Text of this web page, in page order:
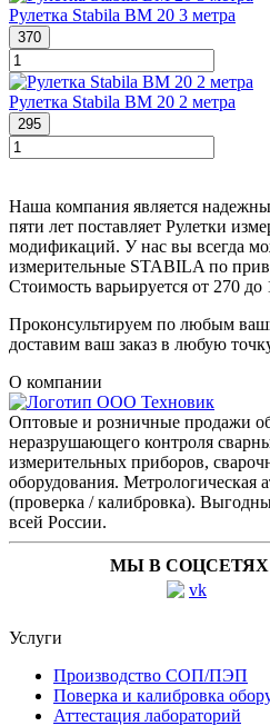
Рулетка Stabila BM 20 3 метра
370
Рулетка Stabila BM 20 2 метра
295
Наша компания является
пяти лет поставляет Рулетки
модификаций. У нас вы всегда
измерительные STABILA по
Стоимость варьируется от 270 до
Проконсультируем по любым
доставим ваш заказ в любую
О компании
Оптовые и розничные продажи
неразрушающего контроля
измерительных приборов,
оборудования. Метрологическая
(проверка / калибровка).
всей России.
МЫ В СОЦСЕТЯХ
Услуги
Производство СОП/ПЭП
Поверка и калибровка
Аттестация лабораторий